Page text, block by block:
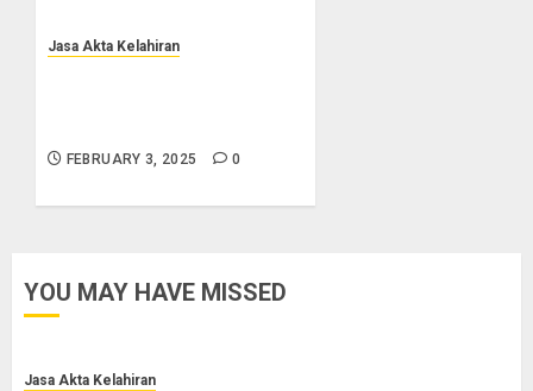
Jasa Akta Kelahiran
FEBRUARY 3, 2025 0
YOU MAY HAVE MISSED
Jasa Akta Kelahiran